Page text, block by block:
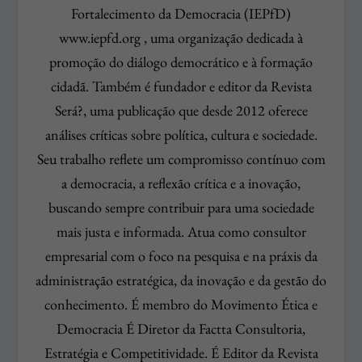
Fortalecimento da Democracia (IEPfD)
www.iepfd.org , uma organização dedicada à
promoção do diálogo democrático e à formação
cidadã. Também é fundador e editor da Revista
Será?, uma publicação que desde 2012 oferece
análises críticas sobre política, cultura e sociedade.
Seu trabalho reflete um compromisso contínuo com
a democracia, a reflexão crítica e a inovação,
buscando sempre contribuir para uma sociedade
mais justa e informada. Atua como consultor
empresarial com o foco na pesquisa e na práxis da
administração estratégica, da inovação e da gestão do
conhecimento. É membro do Movimento Ética e
Democracia É Diretor da Factta Consultoria,
Estratégia e Competitividade. É Editor da Revista